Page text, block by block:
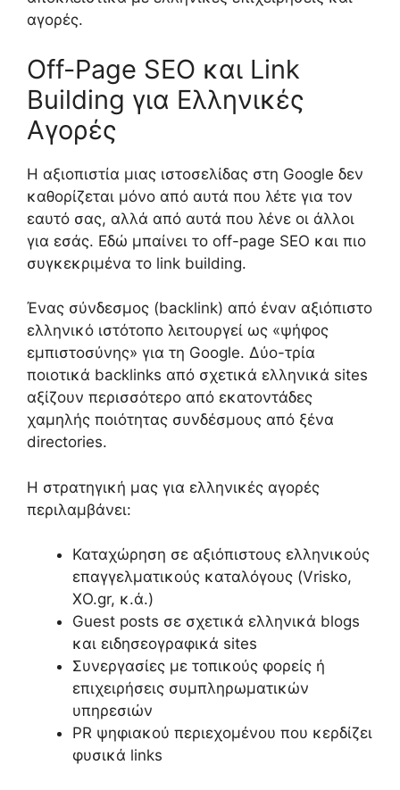
αγορές.
Off-Page SEO και Link
Building για Ελληνικές
Αγορές
Η αξιοπιστία μιας ιστοσελίδας στη Google δεν
καθορίζεται μόνο από αυτά που λέτε για τον
εαυτό σας, αλλά από αυτά που λένε οι άλλοι
για εσάς. Εδώ μπαίνει το off-page SEO και πιο
συγκεκριμένα το link building.
Ένας σύνδεσμος (backlink) από έναν αξιόπιστο
ελληνικό ιστότοπο λειτουργεί ως «ψήφος
εμπιστοσύνης» για τη Google. Δύο-τρία
ποιοτικά backlinks από σχετικά ελληνικά sites
αξίζουν περισσότερο από εκατοντάδες
χαμηλής ποιότητας συνδέσμους από ξένα
directories.
Η στρατηγική μας για ελληνικές αγορές
περιλαμβάνει:
Καταχώρηση σε αξιόπιστους ελληνικούς
επαγγελματικούς καταλόγους (Vrisko,
XO.gr, κ.ά.)
Guest posts σε σχετικά ελληνικά blogs
και ειδησεογραφικά sites
Συνεργασίες με τοπικούς φορείς ή
επιχειρήσεις συμπληρωματικών
υπηρεσιών
PR ψηφιακού περιεχομένου που κερδίζει
φυσικά links